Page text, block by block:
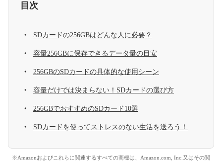
目次
SDカードの256GBはどんな人に必要？
容量256GBに保存できるデータ量の目安
256GBのSDカードの具体的な使用シーン
容量だけでは決まらない！SDカードの選び方
256GBでおすすめのSDカード10選
SDカードを使ってストレスのない生活を送ろう！
※Amazonおよびこれらに関連するすべての商標は、Amazon.com, Inc.又はその関